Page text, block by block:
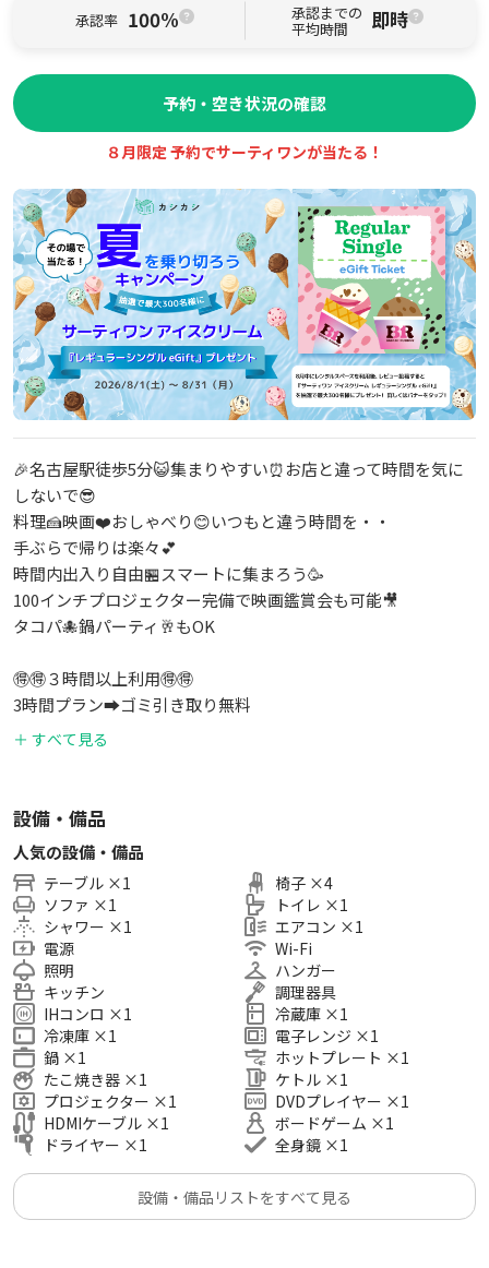
承認率 100% 承認までの
平均時間 即時
予約・空き状況の確認
８月限定 予約でサーティワンが当たる！
🎉名古屋駅徒歩5分😺集まりやすい⏰お店と違って時間を気に
しないで😎
料理🍰映画❤️おしゃべり😊いつもと違う時間を・・
手ぶらで帰りは楽々💕
時間内出入り自由🏪スマートに集まろう🥳
100インチプロジェクター完備で映画鑑賞会も可能🎥
タコパ🐙鍋パーティ🥂もOK
🉐🉐３時間以上利用🉐🉐
3時間プラン➡️ゴミ引き取り無料
6時間プラン➡️ゴミ引き取り、キッチン、食器、プレート無料
🧹定期的な清掃🧴清掃員スタッフ🧽管理人で清掃しています🙇
😎アマプラ/DMMTV/myスマホ写真（推し💕）、見放題、他に
も色々見れます。自分のIDで
📺大迫力の100㌅投影可能、スマホ画面も映せます
🍽️広めのテーブルで料理がいっぱい❗余裕😀で色々遊べます🎂
🛋️広めのソファーでゆったり📺まったり🥂
🪞全身鏡を設置🪞好評です
🎮みんなで楽しめるゲームが多数せっかく集まるならTVゲー
ムよりボードゲーム
😍オープンキャンペーン実施中‼️
🉐平日がお得
🎉飲食店より遊園地より，皆で集まっていい思い出を❣️
＋ すべて見る
設備・備品
人気の設備・備品
テーブル ×1
ソファ ×1
シャワー ×1
電源
照明
キッチン
IHコンロ ×1
冷凍庫 ×1
鍋 ×1
たこ焼き器 ×1
プロジェクター ×1
HDMIケーブル ×1
ドライヤー ×1
椅子 ×4
トイレ ×1
エアコン ×1
Wi-Fi
ハンガー
調理器具
冷蔵庫 ×1
電子レンジ ×1
ホットプレート ×1
ケトル ×1
DVDプレイヤー ×1
ボードゲーム ×1
全身鏡 ×1
設備・備品リストをすべて見る